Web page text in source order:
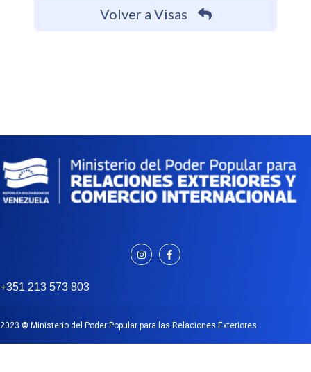
Volver a Visas
+351 213 573 803
2023 © Ministerio del Poder Popular para las Relaciones Exteriores